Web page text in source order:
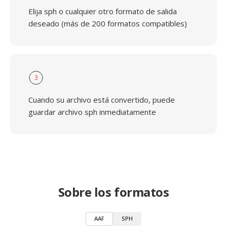
Elija sph o cualquier otro formato de salida
deseado (más de 200 formatos compatibles)
3
Cuando su archivo está convertido, puede
guardar archivo sph inmediatamente
Sobre los formatos
AAF SPH